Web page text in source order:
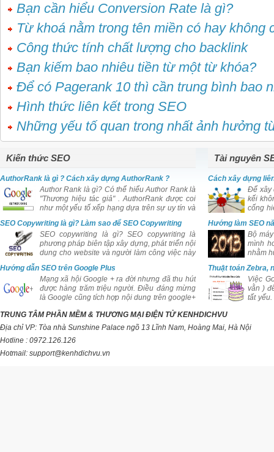
Bạn cần hiểu Conversion Rate là gì?
Từ khoá nằm trong tên miền có hay không
Công thức tính chất lượng cho backlink
Bạn kiếm bao nhiêu tiền từ một từ khóa?
Để có Pagerank 10 thì cần trung bình bao
Hình thức liên kết trong SEO
Những yếu tố quan trong nhất ảnh hưởng
Kiến thức SEO
AuthorRank là gì ? Cách xây dựng AuthorRank ?
Author Rank là gì? Có thể hiểu Author Rank là
"Thương hiệu tác giả" . AuthorRank được coi
như một yếu tố xếp hạng dựa trên sự uy tín và
ảnh hưởng của tác giả bài viết đối với cộng
đồng.
SEO Copywriting là gì? Làm sao để SEO Copywriting
SEO copywriting là gì? SEO copywriting là
phương pháp biên tập xây dựng, phát triển nội
dung cho website và người làm công việc này
biên tập nội dung cho website cần khéo léo
trong việc bố trí từ khóa, mật độ từ khóa.
Hướng dẫn SEO trên Google Plus
Mạng xã hội Google + ra đời nhưng đã thu hút
được hàng trăm triệu người. Điều đáng mừng
là Google cũng tích hợp nội dung trên google+
nên chắc chắn Google + sẽ được Google hỗ
trợ đầy đủ và ưu ái đối với công việc làm SEO
Tài nguyên
Cách xây dựng
Để xây
kếi
cống
Hướng làm SEO
Bộ
mình
nhằm
Thuật toán Zebra,
Việc
vằn )
tất
định
TRUNG TÂM PHẦN MỀM & THƯƠNG MẠI ĐIỆN TỬ KENHDICHVU
Địa chỉ VP: Tòa nhà Sunshine Palace ngõ 13 Lĩnh Nam, Hoàng Mai, Hà Nội
Hotline : 0972.126.126
Hotmail: support@kenhdichvu.vn